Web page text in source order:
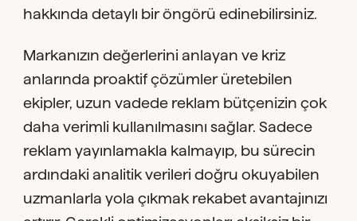
hakkında detaylı bir öngörü edinebilirsiniz.
Markanızın değerlerini anlayan ve kriz
anlarında proaktif çözümler üretebilen
ekipler, uzun vadede reklam bütçenizin çok
daha verimli kullanılmasını sağlar. Sadece
reklam yayınlamakla kalmayıp, bu sürecin
ardındaki analitik verileri doğru okuyabilen
uzmanlarla yola çıkmak rekabet avantajınızı